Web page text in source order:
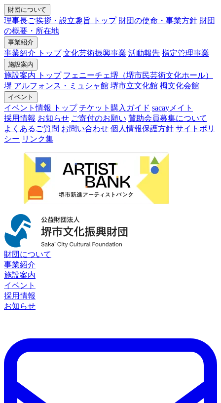
財団について
理事長ご挨拶・設立趣旨 トップ 財団の使命・事業方針 財団
の概要・所在地
事業紹介
事業紹介 トップ 文化芸術振興事業 活動報告 指定管理事業
施設案内
施設案内 トップ フェニーチェ堺（堺市民芸術文化ホール）
堺 アルフォンス・ミュシャ館 堺市立文化館 栂文化会館
イベント
イベント情報 トップ チケット購入ガイド sacayメイト
採用情報 お知らせ ご寄付のお願い 賛助会員募集について
よくあるご質問 お問い合わせ 個人情報保護方針 サイトポリ
シー リンク集
財団について
事業紹介
施設案内
イベント
採用情報
お知らせ